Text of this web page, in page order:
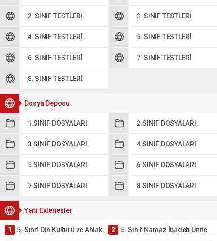
2. SINIF TESTLERI 3. SINIF TESTLERI
4. SINIF TESTLERI 5. SINIF TESTLERI
6. SINIF TESTLERI 7. SINIF TESTLERI
8. SINIF TESTLERI
Dosya Deposu
1.SINIF DOSYALARI 2.SINIF DOSYALARI
3.SINIF DOSYALARI 4.SINIF DOSYALARI
5.SINIF DOSYALARI 6.SINIF DOSYALARI
7.SINIF DOSYALARI 8.SINIF DOSYALARI
Yeni Eklenenler
1 5. Sınıf Din Kültürü ve Ahlak Bilgisi 2. Ünite: Namaz İbadeti Çalışmaları 2 5. Sınıf Namaz İbadeti Ünite Testi – Online Çöz